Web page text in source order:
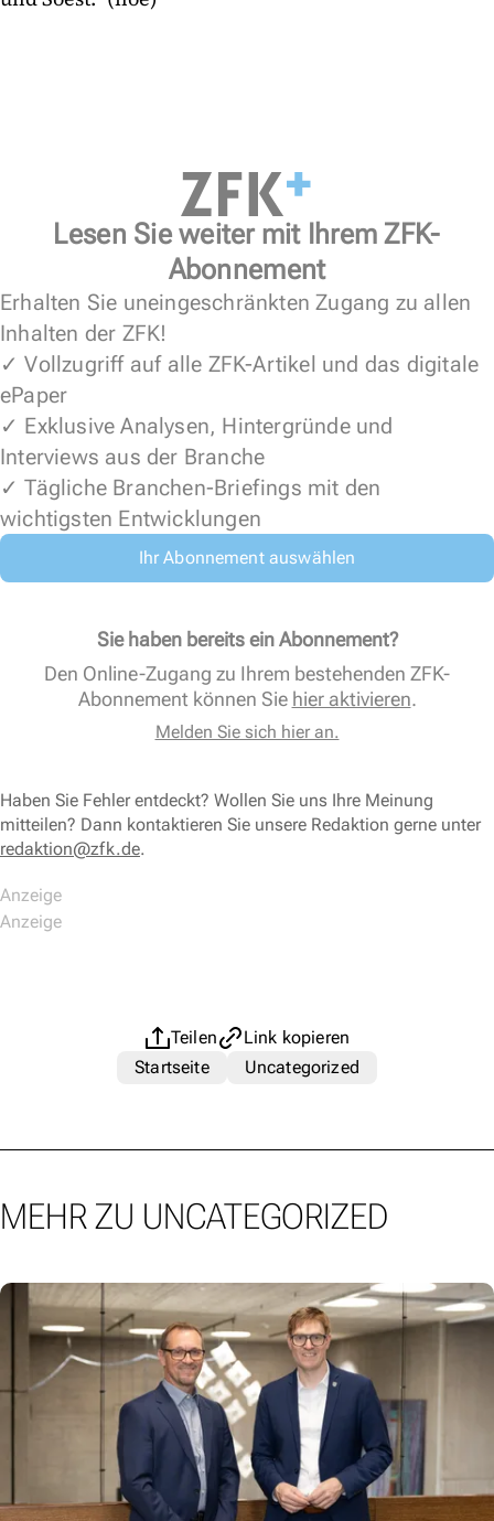
Lesen Sie weiter mit Ihrem ZFK-
Abonnement
Erhalten Sie uneingeschränkten Zugang zu allen
Inhalten der ZFK!
✓ Vollzugriff auf alle ZFK-Artikel und das digitale
ePaper
✓ Exklusive Analysen, Hintergründe und
Interviews aus der Branche
✓ Tägliche Branchen-Briefings mit den
wichtigsten Entwicklungen
Ihr Abonnement auswählen
Sie haben bereits ein Abonnement?
Den Online-Zugang zu Ihrem bestehenden ZFK-
Abonnement können Sie hier aktivieren.
Melden Sie sich hier an.
Haben Sie Fehler entdeckt? Wollen Sie uns Ihre Meinung
mitteilen? Dann kontaktieren Sie unsere Redaktion gerne unter
redaktion@zfk.de.
Teilen
Link kopieren
Startseite
Uncategorized
MEHR ZU UNCATEGORIZED